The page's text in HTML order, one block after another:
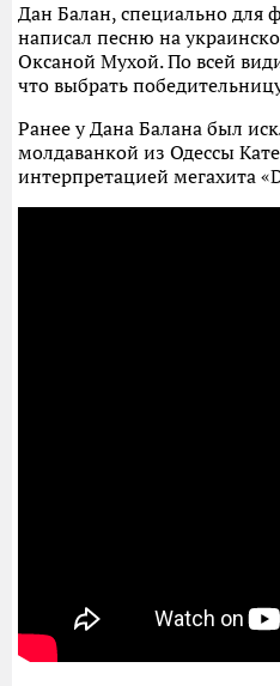
Дан Балан, специально для
написал песню на
Оксаной Мухой. По всей
что выбрать
Ранее у Дана Балана был
молдаванкой из Одессы
интерпретацией мегахита